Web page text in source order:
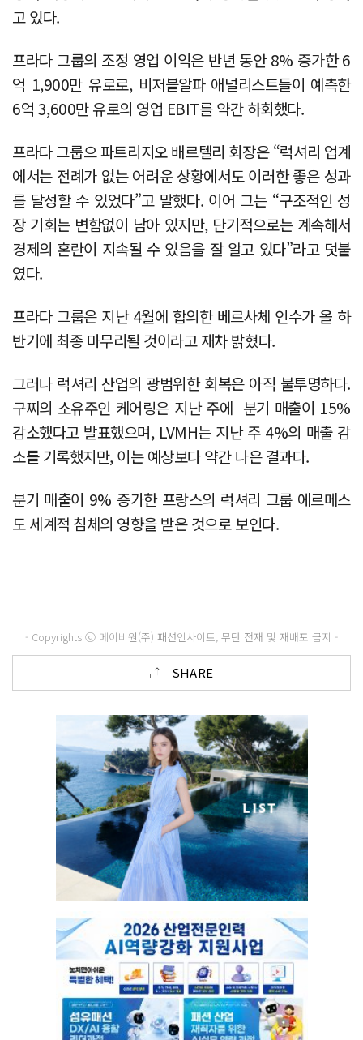
고 있다.
프라다 그룹의 조정 영업 이익은 반년 동안 8% 증가한 6
억 1,900만 유로로, 비저블알파 애널리스트들이 예측한
6억 3,600만 유로의 영업 EBIT를 약간 하회했다.
프라다 그룹으 파트리지오 배르텔리 회장은 “럭셔리 업계
에서는 전례가 없는 어려운 상황에서도 이러한 좋은 성과
를 달성할 수 있었다”고 말했다. 이어 그는 “구조적인 성
장 기회는 변함없이 남아 있지만, 단기적으로는 계속해서
경제의 혼란이 지속될 수 있음을 잘 알고 있다”라고 덧붙
였다.
프라다 그룹은 지난 4월에 합의한 베르사체 인수가 올 하
반기에 최종 마무리될 것이라고 재차 밝혔다.
그러나 럭셔리 산업의 광범위한 회복은 아직 불투명하다.
구찌의 소유주인 케어링은 지난 주에 분기 매출이 15%
감소했다고 발표했으며, LVMH는 지난 주 4%의 매출 감
소를 기록했지만, 이는 예상보다 약간 나은 결과다.
분기 매출이 9% 증가한 프랑스의 럭셔리 그룹 에르메스
도 세계적 침체의 영향을 받은 것으로 보인다.
- Copyrights ⓒ 메이비원(주) 패션인사이트, 무단 전재 및 재배포 금지 -
SHARE